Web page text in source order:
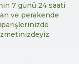
7 günü 24 saati
ve perakende